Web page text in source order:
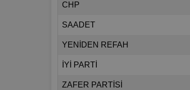
CHP
SAADET
YENİDEN REFAH
İYİ PARTİ
ZAFER PARTİSİ